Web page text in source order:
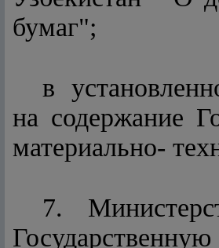
бумаг";
в
на содержание
материально-
7.